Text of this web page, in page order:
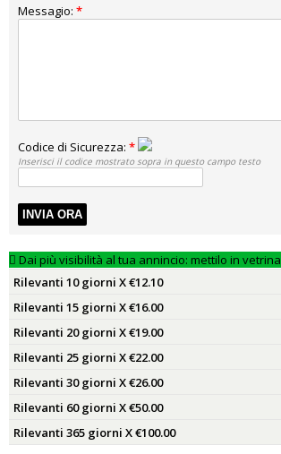
Messagio: *
Codice di Sicurezza: *
Inserisci il codice mostrato sopra in questo campo testo
INVIA ORA
Dai più visibilità al tua annincio: mettilo in vetrina
Rilevanti 10 giorni X €12.10
Rilevanti 15 giorni X €16.00
Rilevanti 20 giorni X €19.00
Rilevanti 25 giorni X €22.00
Rilevanti 30 giorni X €26.00
Rilevanti 60 giorni X €50.00
Rilevanti 365 giorni X €100.00